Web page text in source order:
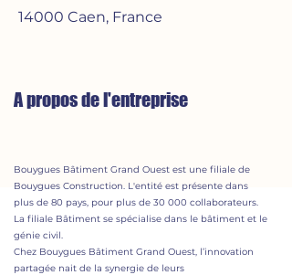
14000 Caen, France
A propos de l'entreprise
Bouygues Bâtiment Grand Ouest est une filiale de
Bouygues Construction. L'entité est présente dans
plus de 80 pays, pour plus de 30 000 collaborateurs.
La filiale Bâtiment se spécialise dans le bâtiment et le
génie civil.
Chez Bouygues Bâtiment Grand Ouest, l’innovation
partagée nait de la synergie de leurs